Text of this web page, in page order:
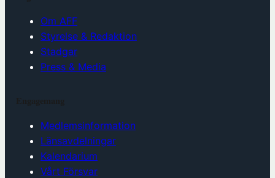
Om AFF
Styrelse & Redaktion
Stadgar
Press & Media
Medlemsinformation
Länsavdelningar
Kalendarium
Vårt Försvar